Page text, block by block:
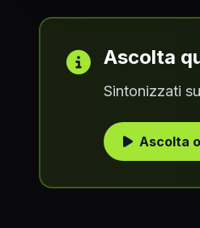
Ascolta
Sintonizzati
Ascolta